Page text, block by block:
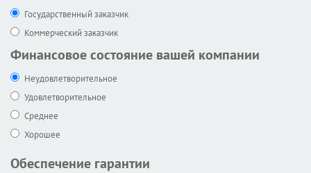
Государственный заказчик
Коммерческий заказчик
Финансовое состояние вашей компании
Неудовлетворительное
Удовлетворительное
Среднее
Хорошее
Обеспечение гарантии